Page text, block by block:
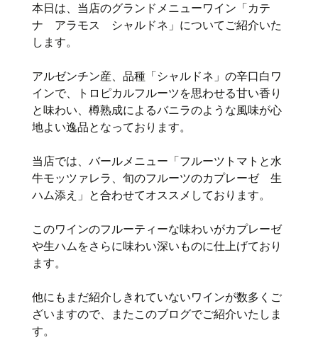
本日は、当店のグランドメニューワイン「カテ
ナ アラモス シャルドネ」についてご紹介いた
します。
アルゼンチン産、品種「シャルドネ」の辛口白ワ
インで、トロピカルフルーツを思わせる甘い香り
と味わい、樽熟成によるバニラのような風味が心
地よい逸品となっております。
当店では、バールメニュー「フルーツトマトと水
牛モッツァレラ、旬のフルーツのカプレーゼ 生
ハム添え」と合わせてオススメしております。
このワインのフルーティーな味わいがカプレーゼ
や生ハムをさらに味わい深いものに仕上げており
ます。
他にもまだ紹介しきれていないワインが数多くご
ざいますので、またこのブログでご紹介いたしま
す。